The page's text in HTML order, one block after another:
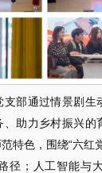
部通过情景剧生
助力乡村振兴的
特色，围绕“六红
径；人工智能与